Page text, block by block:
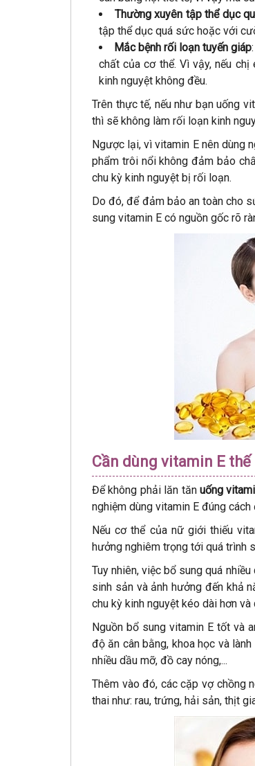
Thường xuyên tập thể dục
tập thể dục quá sức hoặc với
Mắc bệnh rối loạn tuyến giáp
chất của cơ thể. Vì vậy, nếu
kinh nguyệt không đều.
Trên thực tế, nếu như bạn uống
thì sẽ không làm rối loạn kinh
Ngược lại, vì vitamin E nên dùng
phẩm trôi nổi không đảm bảo
chu kỳ kinh nguyệt bị rối loạn.
Do đó, để đảm bảo an toàn cho
sung vitamin E có nguồn gốc rõ
Cần dùng vitamin E
Để không phải lăn tăn uống
nghiệm dùng vitamin E đúng
Nếu cơ thể của nữ giới thiếu
hưởng nghiêm trọng tới quá trình
Tuy nhiên, việc bổ sung quá
sinh sản và ảnh hưởng đến khả
chu kỳ kinh nguyệt kéo dài hơn
Nguồn bổ sung vitamin E tốt và
độ ăn cân bằng, khoa học và
nhiều dầu mỡ, đồ cay nóng,...
Thêm vào đó, các cặp vợ chồng
thai như: rau, trứng, hải sản, thịt